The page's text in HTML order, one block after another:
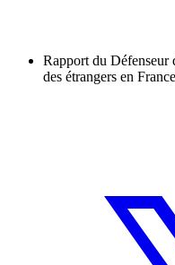
Rapport du Défenseur
des étrangers en France